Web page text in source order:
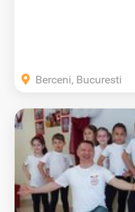
Berceni, Bucuresti